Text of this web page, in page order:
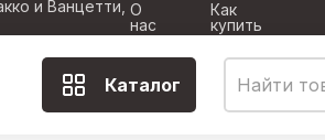
и Ванцетти, О
нас
Как
купить
Каталог